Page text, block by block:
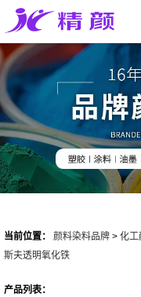
当前位置： 颜料染料品牌 > 化工
斯夫透明氧化铁
产品列表：